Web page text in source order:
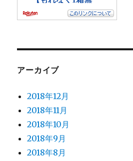
アーカイブ
2018年12月
2018年11月
2018年10月
2018年9月
2018年8月